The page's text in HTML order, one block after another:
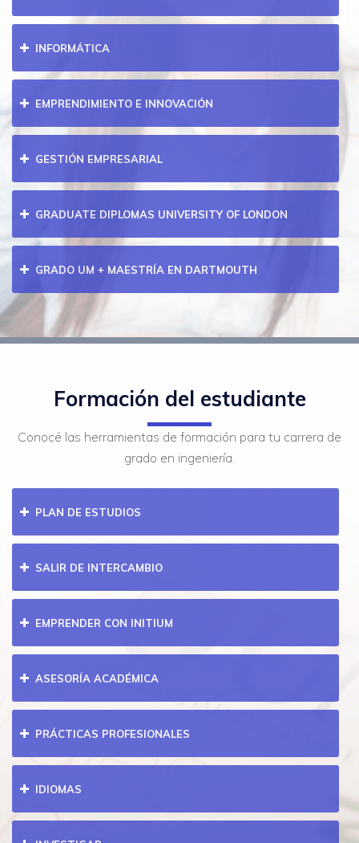
INFORMÁTICA
EMPRENDIMIENTO E INNOVACIÓN
GESTIÓN EMPRESARIAL
GRADUATE DIPLOMAS UNIVERSITY OF LONDON
GRADO UM + MAESTRÍA EN DARTMOUTH
Formación del estudiante
Conocé las herramientas de formación para tu carrera de
grado en ingeniería.
PLAN DE ESTUDIOS
SALIR DE INTERCAMBIO
EMPRENDER CON INITIUM
ASESORÍA ACADÉMICA
PRÁCTICAS PROFESIONALES
IDIOMAS